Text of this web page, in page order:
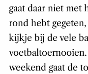
gaat daar niet met
rond hebt
kijkje bij de vele
voetbaltoernooien.
weekend gaat de